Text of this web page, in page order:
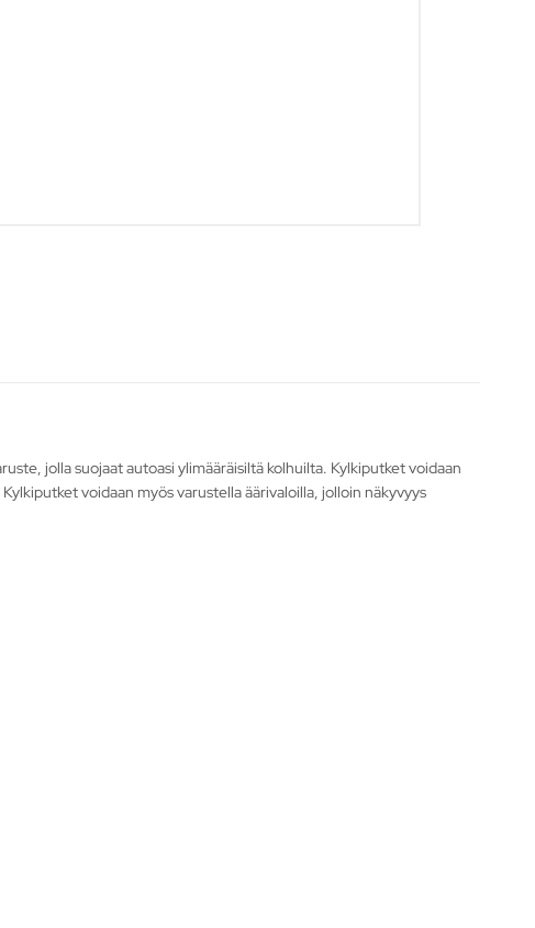
jolla suojaat autoasi ylimääräisiltä kolhuilta. Kylkiputket voidaan
voidaan myös varustella äärivaloilla, jolloin näkyvyys